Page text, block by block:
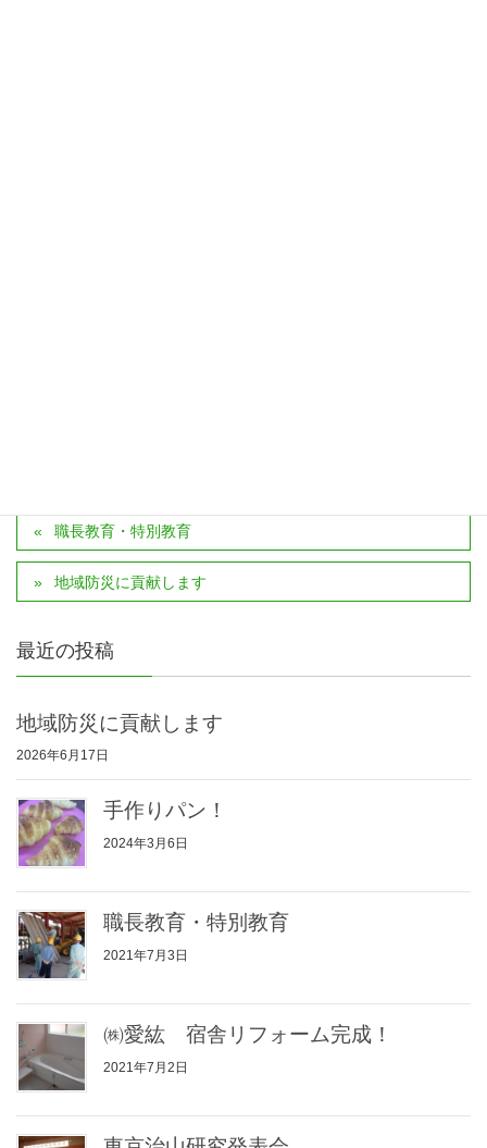
職長教育・特別教育
地域防災に貢献します
最近の投稿
地域防災に貢献します
2026年6月17日
手作りパン！
2024年3月6日
職長教育・特別教育
2021年7月3日
㈱愛紘 宿舎リフォーム完成！
2021年7月2日